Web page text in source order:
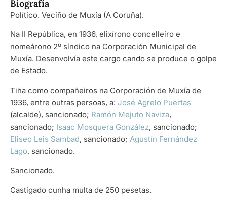
Biografía
Político. Veciño de Muxía (A Coruña).
Na II República, en 1936, elixírono concelleiro e
nomeárono 2º síndico na Corporación Municipal de
Muxía. Desenvolvía este cargo cando se produce o golpe
de Estado.
Tiña como compañeiros na Corporación de Muxía de
1936, entre outras persoas, a: José Agrelo Puertas
(alcalde), sancionado; Ramón Mejuto Naviza,
sancionado; Isaac Mosquera González, sancionado;
Eliseo Leis Sambad, sancionado; Agustín Fernández
Lago, sancionado.
Sancionado.
Castigado cunha multa de 250 pesetas.